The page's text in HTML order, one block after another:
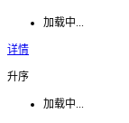
加载中...
详情
升序
加载中...